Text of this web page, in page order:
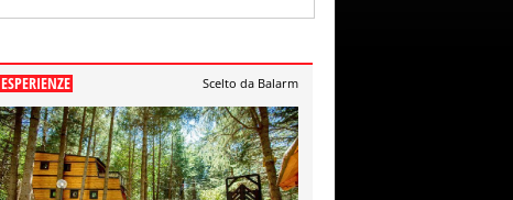
ESPERIENZE Scelto da Balarm